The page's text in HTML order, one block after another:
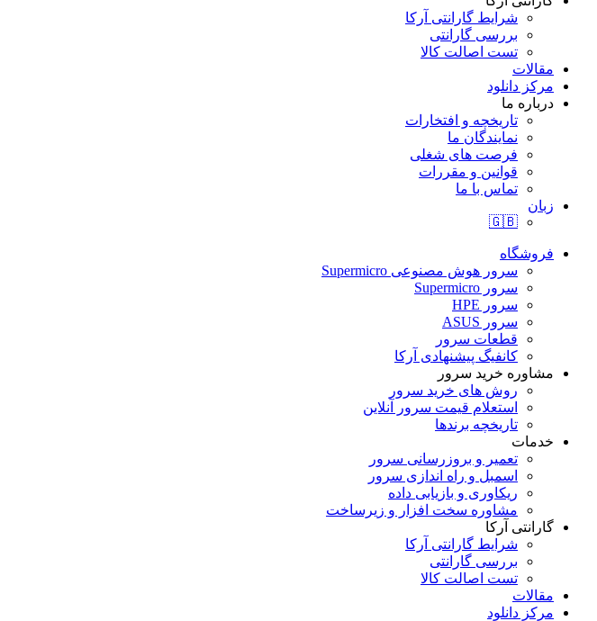
شرایط گارانتی آرکا
بررسی گارانتی
تست اصالت کالا
مقالات
مرکز دانلود
درباره ما
تاریخچه و افتخارات
نمایندگان ما
فرصت های شغلی
قوانین و مقررات
تماس با ما
زبان
🇬🇧
فروشگاه
سرور هوش مصنوعی Supermicro
سرور Supermicro
سرور HPE
سرور ASUS
قطعات سرور
کانفیگ پیشنهادی آرکا
مشاوره خرید سرور
روش های خرید سرور
استعلام قیمت سرور آنلاین
تاریخچه برندها
خدمات
تعمیر و بروزرسانی سرور
اسمبل و راه اندازی سرور
ریکاوری و بازیابی داده
مشاوره سخت افزار و زیرساخت
گارانتی آرکا
شرایط گارانتی آرکا
بررسی گارانتی
تست اصالت کالا
مقالات
مرکز دانلود